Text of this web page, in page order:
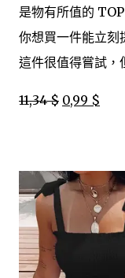
是物有所值的
你想買一件能立刻
這件很值得嘗試，
11,34 $ 0,99 $